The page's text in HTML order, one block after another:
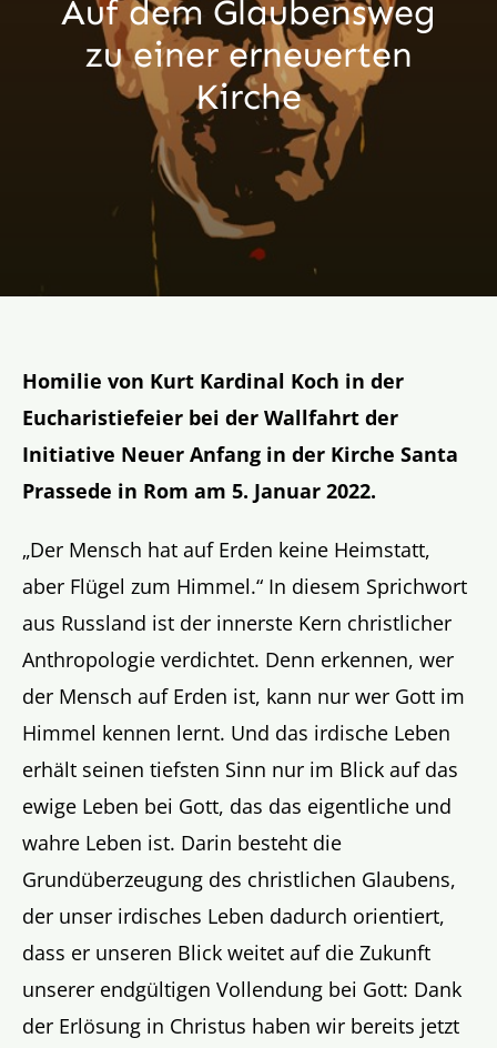
Aktion
Veröffentlichungen
Auf dem Glaubensweg
zu einer erneuerten
Kirche
Homilie von Kurt Kardinal Koch in der
Eucharistiefeier bei der Wallfahrt der
Initiative Neuer Anfang in der Kirche Santa
Prassede in Rom am 5. Januar 2022.
„Der Mensch hat auf Erden keine Heimstatt,
aber Flügel zum Himmel.“ In diesem Sprichwort
aus Russland ist der innerste Kern christlicher
Anthropologie verdichtet. Denn erkennen, wer
der Mensch auf Erden ist, kann nur wer Gott im
Himmel kennen lernt. Und das irdische Leben
erhält seinen tiefsten Sinn nur im Blick auf das
ewige Leben bei Gott, das das eigentliche und
wahre Leben ist. Darin besteht die
Grundüberzeugung des christlichen Glaubens,
der unser irdisches Leben dadurch orientiert,
dass er unseren Blick weitet auf die Zukunft
unserer endgültigen Vollendung bei Gott: Dank
der Erlösung in Christus haben wir bereits jetzt